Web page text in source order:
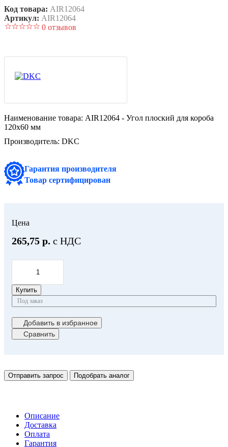
Код товара: AIR12064
Артикул: AIR12064
0 отзывов
Наименование товара: AIR12064 - Угол плоский для короба
120х60 мм
Производитель: DKC
Гарантия производителя
Товар сертифицирован
Цена
265,75 р. с НДС
Купить
Под заказ
Добавить в избранное
Сравнить
Отправить запрос Подобрать аналог
Описание
Доставка
Оплата
Гарантия